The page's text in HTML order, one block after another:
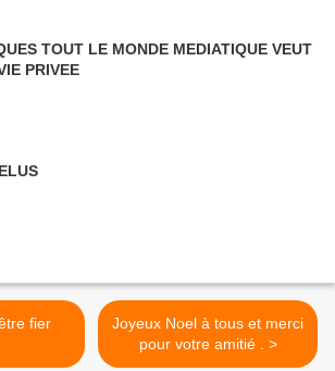
TOUT LE MONDE MEDIATIQUE VEUT
PRIVEE
fier
Joyeux Noel à tous et merci
pour votre amitié . >